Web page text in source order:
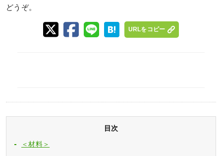
どうぞ。
URLをコピー
目次
＜材料＞